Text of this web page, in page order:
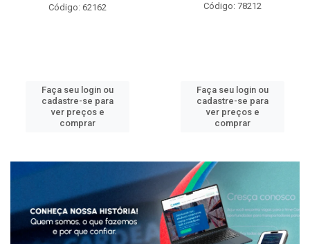
Código: 62162
Faça seu login ou
cadastre-se para
ver preços e
comprar
Código: 78212
Faça seu login ou
cadastre-se para
ver preços e
comprar